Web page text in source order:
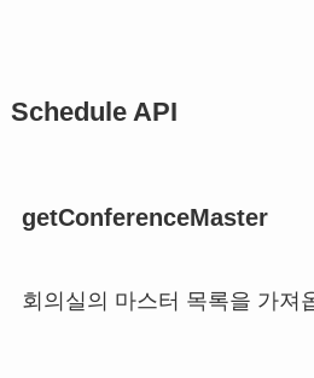
Schedule API
getConferenceMaster
회의실의 마스터 목록을 가져